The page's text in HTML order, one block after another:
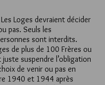
Loges devraient décider
pas. Seuls les
sont interdits.
de plus de 100 Frères ou
suspendre l’obligation
de venir ou pas en
1940 et 1944 après